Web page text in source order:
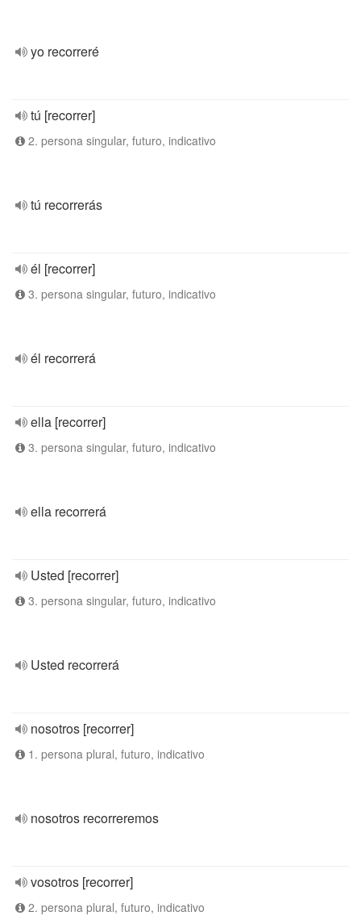
yo recorreré
tú [recorrer]
2. persona singular, futuro, indicativo
tú recorrerás
él [recorrer]
3. persona singular, futuro, indicativo
él recorrerá
ella [recorrer]
3. persona singular, futuro, indicativo
ella recorrerá
Usted [recorrer]
3. persona singular, futuro, indicativo
Usted recorrerá
nosotros [recorrer]
1. persona plural, futuro, indicativo
nosotros recorreremos
vosotros [recorrer]
2. persona plural, futuro, indicativo